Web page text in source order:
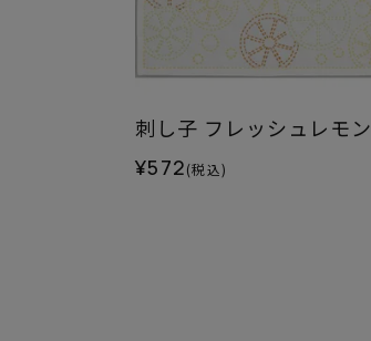
刺し子 フレッシュレモン
¥572(税込)